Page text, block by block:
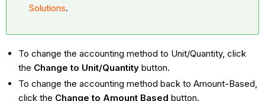
Solutions.
To change the accounting method to Unit/Quantity, click
the Change to Unit/Quantity button.
To change the accounting method back to Amount-Based,
click the Change to Amount Basedbutton.